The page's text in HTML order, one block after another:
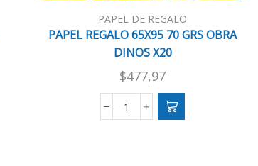
PAPEL DE REGALO
PAPEL REGALO 65X95 70 GRS OBRA
DINOS X20
$477,97
PAPEL